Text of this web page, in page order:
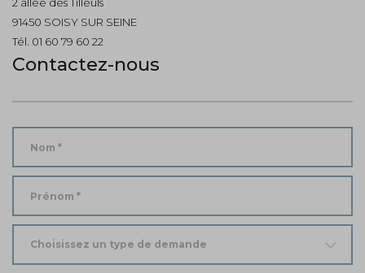
91450 SOISY SUR SEINE
Tél. 01 60 79 60 22
Contactez-nous